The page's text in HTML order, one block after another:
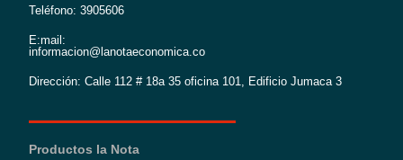
Teléfono: 3905606
E:mail:
informacion@lanotaeconomica.co
Dirección: Calle 112 # 18a 35 oficina 101, Edificio Jumaca 3
Productos la Nota